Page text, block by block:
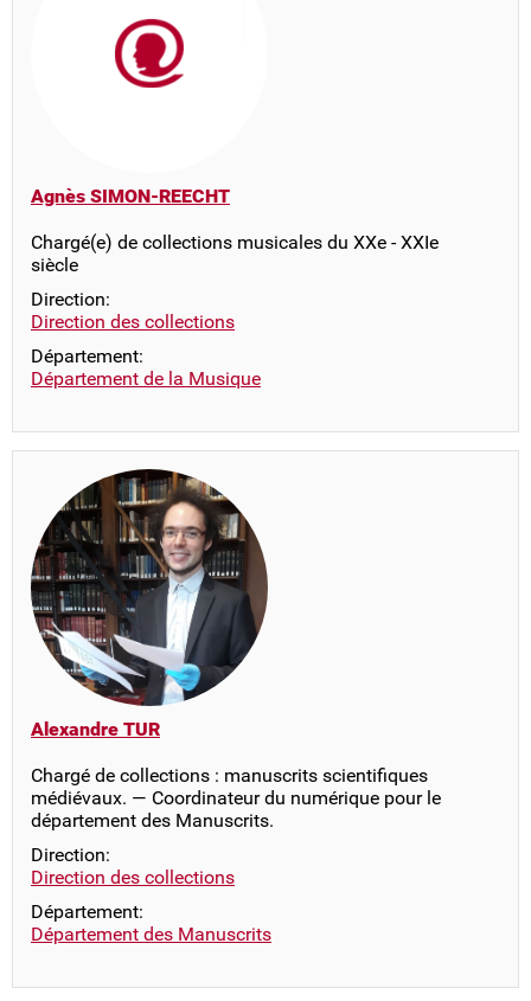
Agnès SIMON-REECHT
Chargé(e) de collections musicales du XXe - XXIe
siècle
Direction:
Direction des collections
Département:
Département de la Musique
Alexandre TUR
Chargé de collections : manuscrits scientifiques
médiévaux. — Coordinateur du numérique pour le
département des Manuscrits.
Direction:
Direction des collections
Département:
Département des Manuscrits